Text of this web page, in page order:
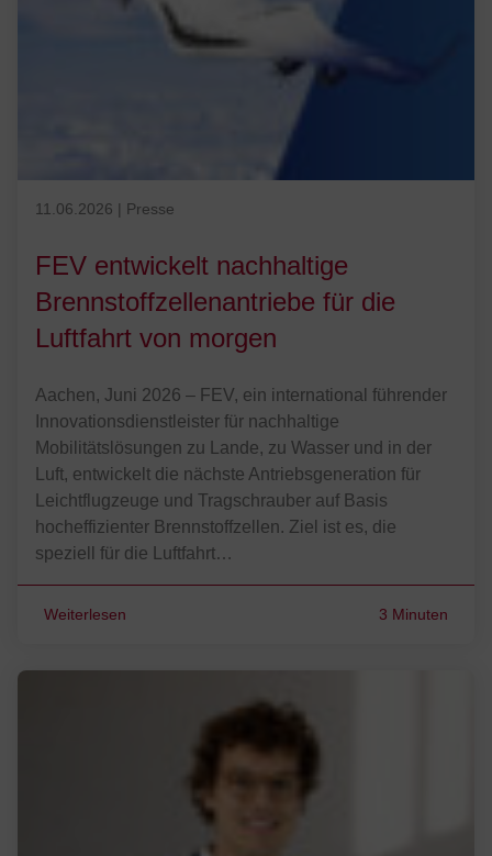
Veröffentlicht am 11.06.2026
11.06.2026 | Presse
FEV entwickelt nachhaltige
Brennstoffzellenantriebe für die
Luftfahrt von morgen
Aachen, Juni 2026 – FEV, ein international führender
Innovationsdienstleister für nachhaltige
Mobilitätslösungen zu Lande, zu Wasser und in der
Luft, entwickelt die nächste Antriebsgeneration für
Leichtflugzeuge und Tragschrauber auf Basis
hocheffizienter Brennstoffzellen. Ziel ist es, die
speziell für die Luftfahrt…
Weiterlesen 3 Minuten